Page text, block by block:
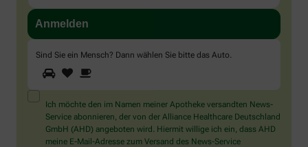
Sind Sie ein Mensch? Dann wählen Sie bitte das Auto.
Sind
Sie
ein
Mensch?
Dann
wählen
Sie
1 2
Ich möchte den im Namen meiner Apotheke versandten News-
Service abonnieren, der von der Alliance Healthcare Deutschland
GmbH (AHD) angeboten wird. Hiermit willige ich ein, dass AHD
meine E-Mail-Adresse zum Versand des News-Service